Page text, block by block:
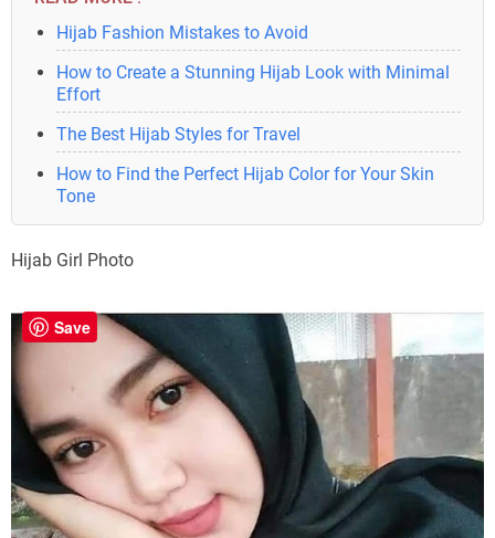
Hijab Fashion Mistakes to Avoid
How to Create a Stunning Hijab Look with Minimal
Effort
The Best Hijab Styles for Travel
How to Find the Perfect Hijab Color for Your Skin
Tone
Hijab Girl Photo
Save